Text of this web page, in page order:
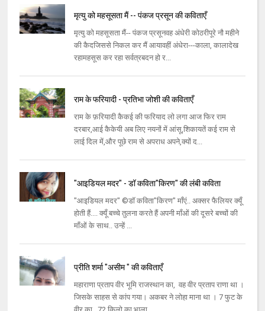
मृत्यु को महसूसता मैं -- पंकज प्रसून की कविताएँ
मृत्यु को महसूसता मैं-- पंकज प्रसूनवह अंधेरी कोठरीपूरे नौ महीने
की कैदजिससे निकल कर मैं आयावहीं अंधेरा---काला, कालादेख
रहामहसूस कर रहा सर्वत्रबदन हो र...
राम के फरियादी - प्रतिभा जोशी की कविताएँ
राम के फ़रियादी कैकई की फरियाद लो लगा आज फिर राम
दरबार,आई कैकेयी अब लिए नयनों में आंसू,शिकायतें कई राम से
लाई दिल में,और पूछे राम से अपराध अपने,क्यों द...
"आइडियल मदर" - डॉ कविता"किरण" की लंबी कविता
"आइडियल मदर" ©डॉ कविता"किरण" माँएं.. अक्सर फैलियर क्यूँ
होती हैं.... क्यूँ बच्चे तुलना करते हैं अपनी माँओं की दूसरे बच्चों की
माँओं के साथ.. उन्हें ...
प्रीति शर्मा "असीम " की कविताएँ
महाराणा प्रताप वीर भूमि राजस्थान का, वह वीर प्रताप राणा था ।
जिसके साहस से कांप गया। अकबर ने लोहा माना था । 7 फुट के